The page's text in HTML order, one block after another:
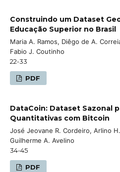
Construindo um Dataset
Educação Superior no Brasil
Maria A. Ramos, Diêgo de A.
Fabio J. Coutinho
22-33
PDF
DataCoin: Dataset Sazonal
Quantitativas com Bitcoin
José Jeovane R. Cordeiro, Arlino
Guilherme A. Avelino
34-45
PDF